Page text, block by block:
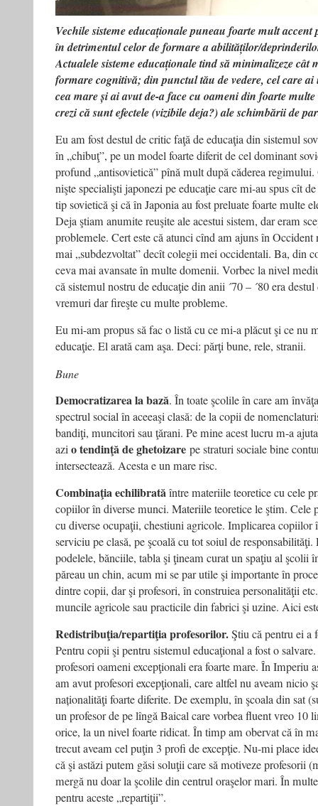
Vechile sisteme educaționale puneau foarte mult
în detrimentul celor de formare a abilităților/
Actualele sisteme educaționale tind să minimalizeze cât
formare cognitivă; din punctul tău de vedere, cel care
cea mare și ai avut de-a face cu oameni din foarte
crezi că sunt efectele (vizibile deja?) ale schimbării de
Eu am fost destul de critic faţă de educaţia din sistemul
în „chibuţ”, pe un model foarte diferit de cel dominant
profund „antisovietică” pînă mult după căderea
nişte specialişti japonezi pe educaţie care mi-au spus cît
tip sovietică şi că în Japonia au fost preluate foarte multe
Deja ştiam anumite reuşite ale acestui sistem, dar eram
problemele. Cert este că atunci cînd am ajuns în
mai „subdezvoltat” decît colegii mei occidentali. Ba, din
ceva mai avansate în multe domenii. Vorbec la nivel
că sistemul nostru de educaţie din anii ´70 – ´80 era
vremuri dar fireşte cu multe probleme.
Eu mi-am propus să fac o listă cu ce mi-a plăcut şi ce nu
educaţie. El arată cam aşa. Deci: părţi bune, rele, stranii.
Bune
Democratizarea la bază. În toate şcolile în care am
spectrul social în aceeaşi clasă: de la copii de
bandiţi, muncitori sau ţărani. Pe mine acest lucru m-a
azio tendinţă de ghetoizare pe straturi sociale bine
intersectează. Acesta e un mare risc.
Combinaţia echilibratăîntre materiile teoretice cu cele
copiilor în diverse munci. Materiile teoretice le ştim. Cele
cu diverse ocupaţii, chestiuni agricole. Implicarea copiilor
serviciu pe clasă, pe şcoală cu tot soiul de
podelele, bănciile, tabla şi ţineam curat un spaţiu al şcolii
păreau un chin, acum mi se par utile şi importante în
dintre copii, dar şi profesori, în construiea personalităţii
muncile agricole sau practicile din fabrici şi uzine. Aici
Redistribuţia/repartiţia profesorilor.Ştiu că pentru ei a
Pentru copii şi pentru sistemul educaţional a fost o
profesori oameni excepţionali era foarte mare. În Imperiu
am avut profesori excepţionali, care altfel nu aveam nicio
naționalităţi foarte diferite. De exemplu, în şcoala din sat
un profesor de pe lîngă Baical care vorbea fluent vreo 10
orice, la un nivel foarte ridicat. În timp am obervat că în
trecut aveam cel puţin 3 profi de excepţie. Nu-mi place
că şi astăzi putem găsi soluţii care să motiveze profesorii
mergă nu doar la şcolile din centrul oraşelor mari. În
pentru aceste „repartiţii”.